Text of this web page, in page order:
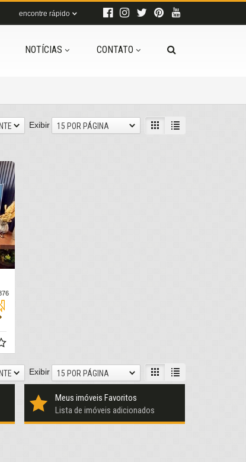
encontre rápido
NOTÍCIAS CONTATO
Exibir 15 POR PÁGINA
Exibir 15 POR PÁGINA
Meus imóveis Favoritos
Lista de imóveis adicionados